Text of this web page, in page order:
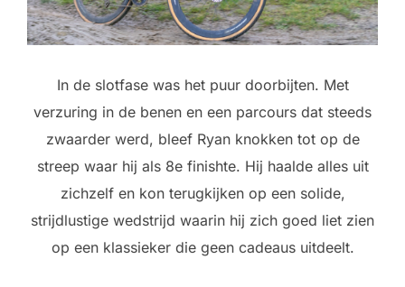
In de slotfase was het puur doorbijten. Met
verzuring in de benen en een parcours dat steeds
zwaarder werd, bleef Ryan knokken tot op de
streep waar hij als 8e finishte. Hij haalde alles uit
zichzelf en kon terugkijken op een solide,
strijdlustige wedstrijd waarin hij zich goed liet zien
op een klassieker die geen cadeaus uitdeelt.